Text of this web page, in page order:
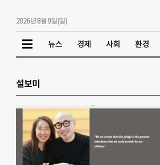
2026년 8월 9일(일)
뉴스 경제 사회 환경
설보미